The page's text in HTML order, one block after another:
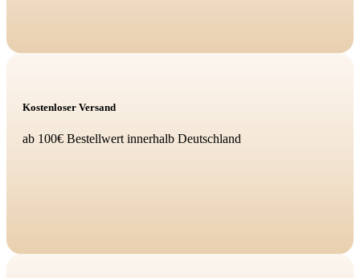
Kostenloser Versand
ab 100€ Bestellwert innerhalb Deutschland